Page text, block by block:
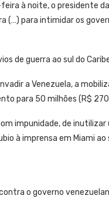
à noite, o presidente
(…) para intimidar os
de guerra ao sul do
a Venezuela, a
para 50 milhões (R$
impunidade, de
à imprensa em Miami
o governo